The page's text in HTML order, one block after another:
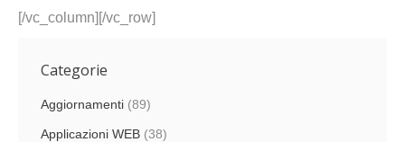
[/vc_column][/vc_row]
Categorie
Aggiornamenti (89)
Applicazioni WEB (38)